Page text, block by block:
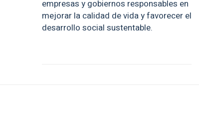
empresas y gobiernos responsables en
mejorar la calidad de vida y favorecer el
desarrollo social sustentable.